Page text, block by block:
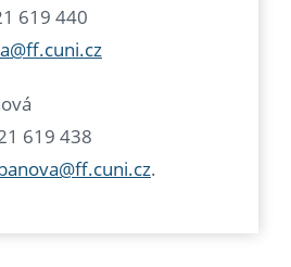
619 440
619 438
.